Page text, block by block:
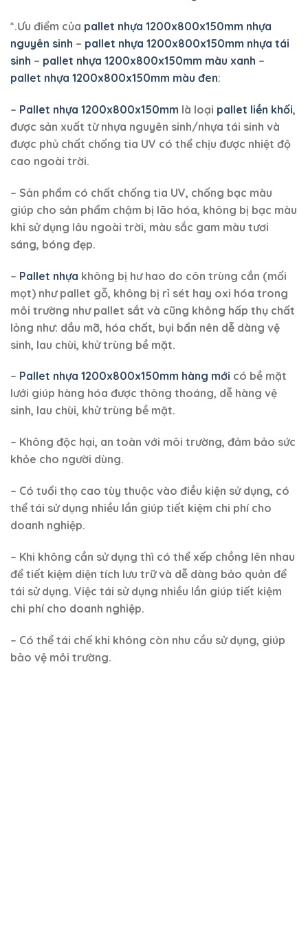
*.Ưu điểm của pallet nhựa 1200x800x150mm nhựa
nguyên sinh – pallet nhựa 1200x800x150mm nhựa tái
sinh – pallet nhựa 1200x800x150mm màu xanh –
pallet nhựa 1200x800x150mm màu đen:
– Pallet nhựa 1200x800x150mm là loại pallet liền khối,
được sản xuất từ nhựa nguyên sinh/nhựa tái sinh và
được phủ chất chống tia UV có thể chịu được nhiệt độ
cao ngoài trời.
– Sản phẩm có chất chống tia UV, chống bạc màu
giúp cho sản phẩm chậm bị lão hóa, không bị bạc màu
khi sử dụng lâu ngoài trời, màu sắc gam màu tươi
sáng, bóng đẹp.
– Pallet nhựa không bị hư hao do côn trùng cắn (mối
mọt) như pallet gỗ, không bị rỉ sét hay oxi hóa trong
môi trường như pallet sắt và cũng không hấp thụ chất
lỏng như: dầu mỡ, hóa chất, bụi bẩn nên dễ dàng vệ
sinh, lau chùi, khử trùng bề mặt.
– Pallet nhựa 1200x800x150mm hàng mới có bề mặt
lưới giúp hàng hóa được thông thoáng, dễ hàng vệ
sinh, lau chùi, khử trùng bề mặt.
– Không độc hại, an toàn với môi trường, đảm bảo sức
khỏe cho người dùng.
– Có tuổi thọ cao tùy thuộc vào điều kiện sử dụng, có
thể tái sử dụng nhiều lần giúp tiết kiệm chi phí cho
doanh nghiệp.
– Khi không cần sử dụng thì có thể xếp chồng lên nhau
để tiết kiệm diện tích lưu trữ và dễ dàng bảo quản để
tái sử dụng. Việc tái sử dụng nhiều lần giúp tiết kiệm
chi phí cho doanh nghiệp.
– Có thể tái chế khi không còn nhu cầu sử dụng, giúp
bảo vệ môi trường.